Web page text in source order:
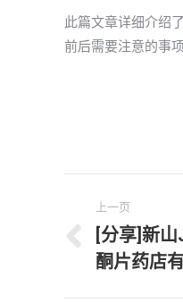
此篇文章详细介绍
前后需要注意的事
章
上一页
上
一
文
[分享]新
酮片药店